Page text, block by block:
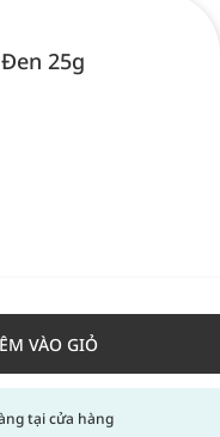
25g
VÀO GIỎ
tại cửa hàng